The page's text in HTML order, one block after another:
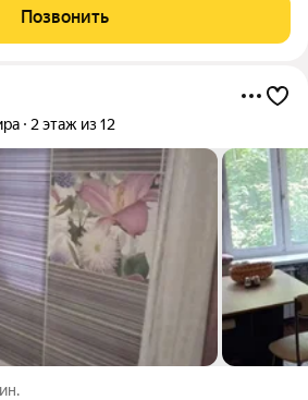
(оштукатуренные стены, подвесные
Позвонить
2 этаж из 12